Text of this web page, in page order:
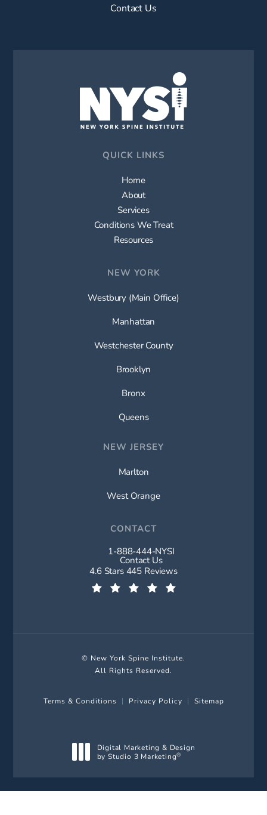
Contact Us
QUICK LINKS
Home
About
Services
Conditions We Treat
Resources
NEW YORK
Westbury (Main Office)
Manhattan
Westchester County
Brooklyn
Bronx
Queens
NEW JERSEY
Marlton
West Orange
CONTACT
Call New York Spine Institute on
1-888-444-NYSI
Contact Us
New York Spine Institute reviews:
4.6 Stars 445 Reviews
© New York Spine Institute.
All Rights Reserved.
Terms & Conditions Privacy Policy Sitemap
Digital Marketing & Design
by Studio 3 Marketing®